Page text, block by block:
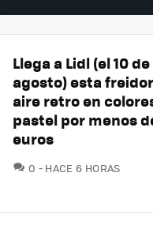
Llega a Lidl (el 10 de
agosto) esta
aire retro en
pastel por menos
euros
0 COMENTARIOS
HACE 6 HORAS